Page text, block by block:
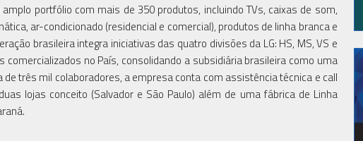
portfólio com mais de 350 produtos, incluindo TVs, caixas de som,
ar-condicionado (residencial e comercial), produtos de linha branca e
brasileira integra iniciativas das quatro divisões da LG: HS, MS, VS e
no País, consolidando a subsidiária brasileira como uma
de três mil colaboradores, a empresa conta com assistência técnica e call
lojas conceito (Salvador e São Paulo) além de uma fábrica de Linha